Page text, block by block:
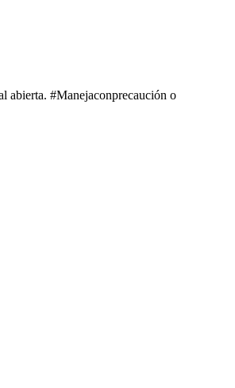
abierta. #Manejaconprecaución o